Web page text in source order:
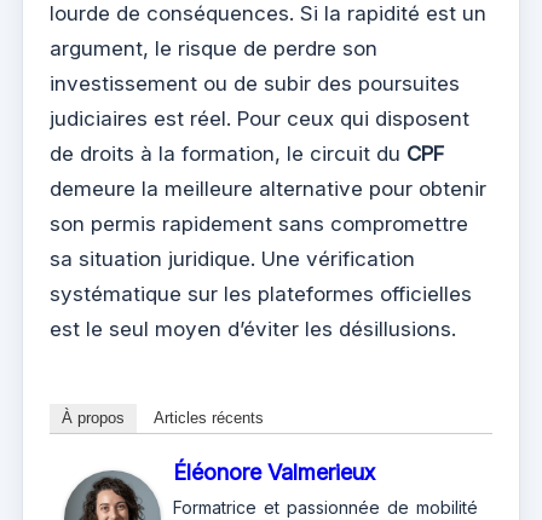
lourde de conséquences. Si la rapidité est un
argument, le risque de perdre son
investissement ou de subir des poursuites
judiciaires est réel. Pour ceux qui disposent
de droits à la formation, le circuit du CPF
demeure la meilleure alternative pour obtenir
son permis rapidement sans compromettre
sa situation juridique. Une vérification
systématique sur les plateformes officielles
est le seul moyen d’éviter les désillusions.
À propos Articles récents
Éléonore Valmerieux
Formatrice et passionnée de mobilité